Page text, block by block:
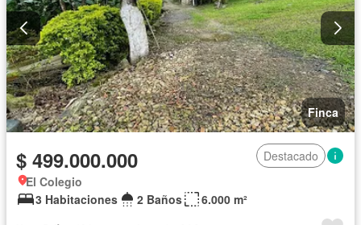
Finca
$ 499.000.000
Destacado
El Colegio
3 Habitaciones
2 Baños 6.000 m²